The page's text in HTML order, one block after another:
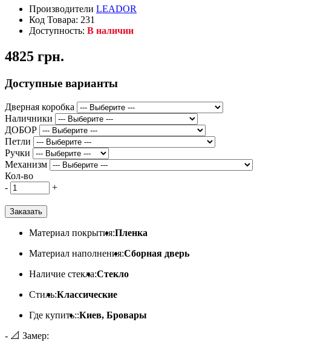
Производители LEADOR
Код Товара: 231
Доступность: В наличии
4825 грн.
Доступные варианты
Дверная коробка
Наличники
ДОБОР
Петли
Ручки
Механизм
Кол-во
-
+
Заказать
Материал покрытия:Пленка
Материал наполнения:Сборная дверь
Наличие стекла:Стекло
Стиль:Классические
Где купить::Киев, Бровары
- 📐 Замер: